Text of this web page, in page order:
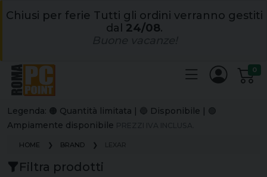
Chiusi per ferie Tutti gli ordini verranno gestiti
dal 24/08.
0
Legenda: 🟠 Quantità limitata | 🔵 Disponibile | 🟢
Ampiamente disponibile
HOME BRAND LEXAR
Filtra prodotti